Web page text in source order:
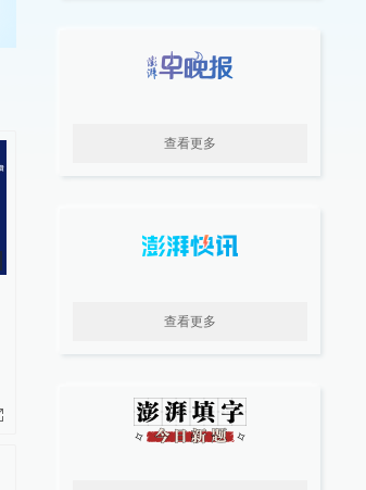
查看更多
查看更多